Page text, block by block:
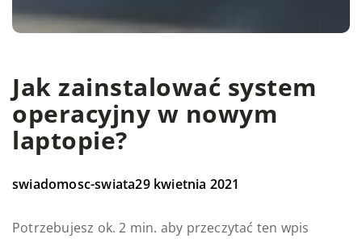
Jak zainstalować system
operacyjny w nowym
laptopie?
swiadomosc-swiata29 kwietnia 2021
Potrzebujesz ok. 2 min. aby przeczytać ten wpis